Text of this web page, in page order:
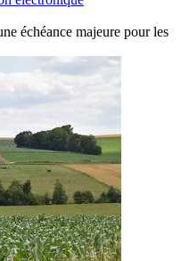
échéance majeure pour les